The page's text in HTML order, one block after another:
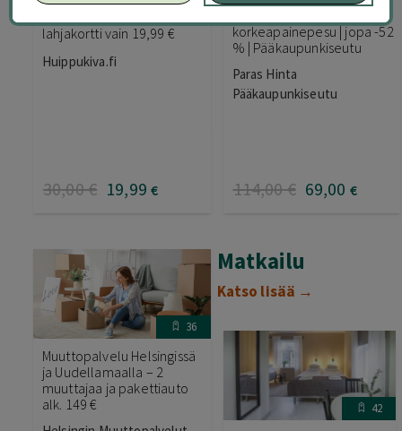
lahjakortti vain 19,99 €
Huippukiva.fi
30,00€ 19,99 €
korkeapainepesu | jopa -52
% | Pääkaupunkiseutu
Paras Hinta
Pääkaupunkiseutu
114,00€ 69,00 €
36
Muuttopalvelu Helsingissä
ja Uudellamaalla – 2
muuttajaa ja pakettiauto
alk. 149 €
Matkailu
Katso lisää →
42